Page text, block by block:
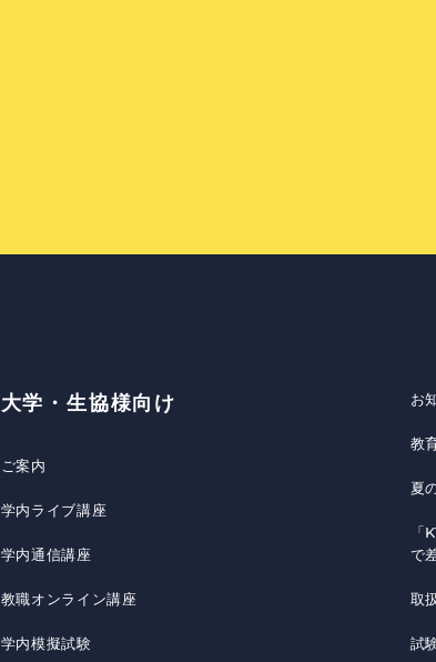
大学・生協様向け
ご案内
学内ライブ講座
学内通信講座
教職オンライン講座
学内模擬試験
お
教
夏
で
取
試